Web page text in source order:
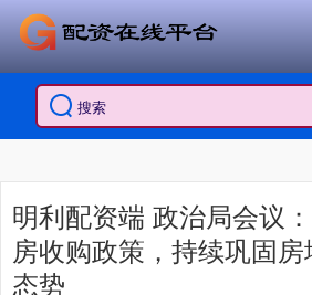
明利配资端 政治局会议
房收购政策，持续巩固
态势